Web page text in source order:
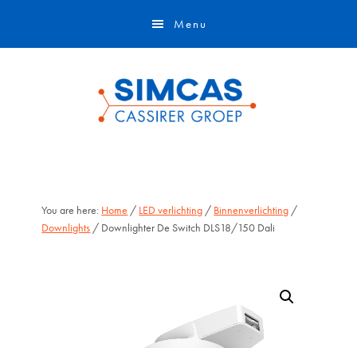
Menu
You are here: Home / LED verlichting / Binnenverlichting /
Downlights / Downlighter De Switch DLS18/150 Dali